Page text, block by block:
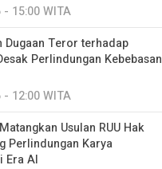
15:00 WITA
Dugaan Teror terhadap
Perlindungan Kebebasan
12:00 WITA
Usulan RUU Hak
Perlindungan Karya
Era AI